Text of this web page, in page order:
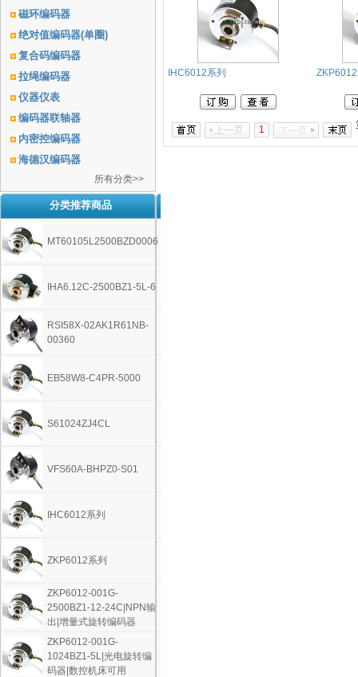
磁环编码器
绝对值编码器(单圈)
复合码编码器
拉绳编码器
仪器仪表
编码器联轴器
内密控编码器
海德汉编码器
所有分类>>
分类推荐商品
MT60105L2500BZD0006
IHA6.12C-2500BZ1-5L-6
RSI58X-02AK1R61NB-
00360
EB58W8-C4PR-5000
S61024ZJ4CL
VFS60A-BHPZ0-S01
IHC6012系列
ZKP6012系列
ZKP6012-001G-
2500BZ1-12-24C|NPN输
出|增量式旋转编码器
ZKP6012-001G-
1024BZ1-5L|光电旋转编
码器|数控机床可用
IHC6012系列
1